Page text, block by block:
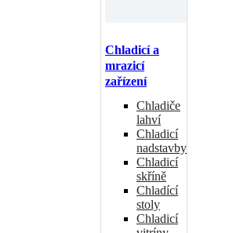
Chladicí a
mrazicí
zařízení
Chladiče
lahví
Chladicí
nadstavby
Chladicí
skříně
Chladící
stoly
Chladicí